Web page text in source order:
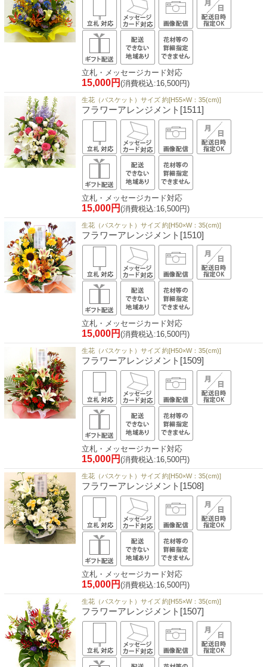
立札・メッセージカード対応
15,000円 (消費税込:16,500円)
生花（バスケット）サイズ 約[H55×W：35(cm)]
フラワーアレンジメント[1511]
立札・メッセージカード対応
15,000円 (消費税込:16,500円)
生花（バスケット）サイズ 約[H50×W：35(cm)]
フラワーアレンジメント[1510]
立札・メッセージカード対応
15,000円 (消費税込:16,500円)
生花（バスケット）サイズ 約[H50×W：35(cm)]
フラワーアレンジメント[1509]
立札・メッセージカード対応
15,000円 (消費税込:16,500円)
生花（バスケット）サイズ 約[H50×W：35(cm)]
フラワーアレンジメント[1508]
立札・メッセージカード対応
15,000円 (消費税込:16,500円)
生花（バスケット）サイズ 約[H55×W：35(cm)]
フラワーアレンジメント[1507]